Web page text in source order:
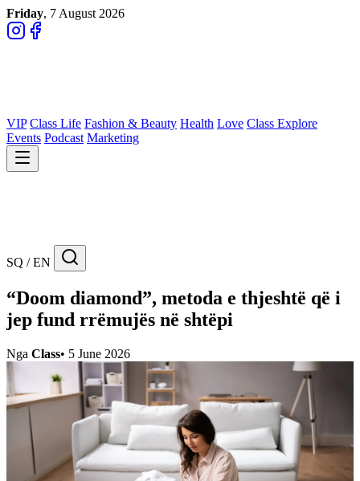
Friday, 7 August 2026
VIP Class Life Fashion & Beauty Health Love Class Explore
Events Podcast Marketing
SQ / EN
“Doom diamond”, metoda e thjeshtë që i
jep fund rrëmujës në shtëpi
Nga Class• 5 June 2026